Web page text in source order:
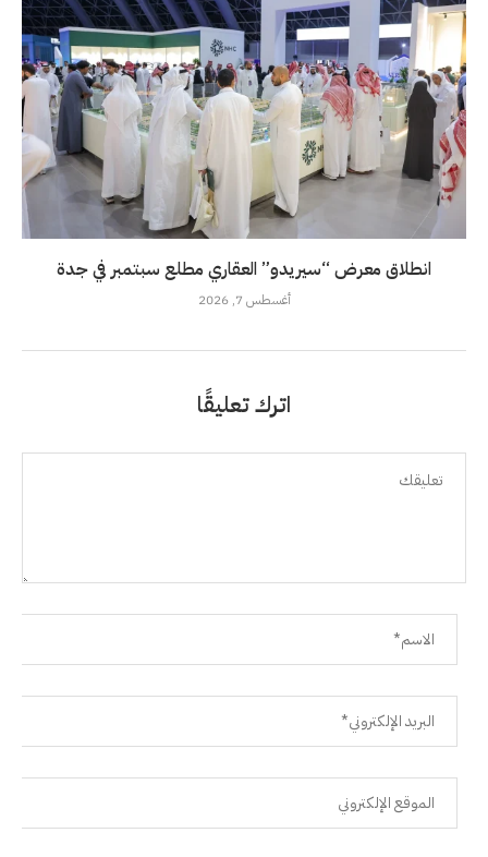
انطلاق معرض “سيريدو” العقاري مطلع سبتمبر في جدة
أغسطس 7, 2026
اترك تعليقًا